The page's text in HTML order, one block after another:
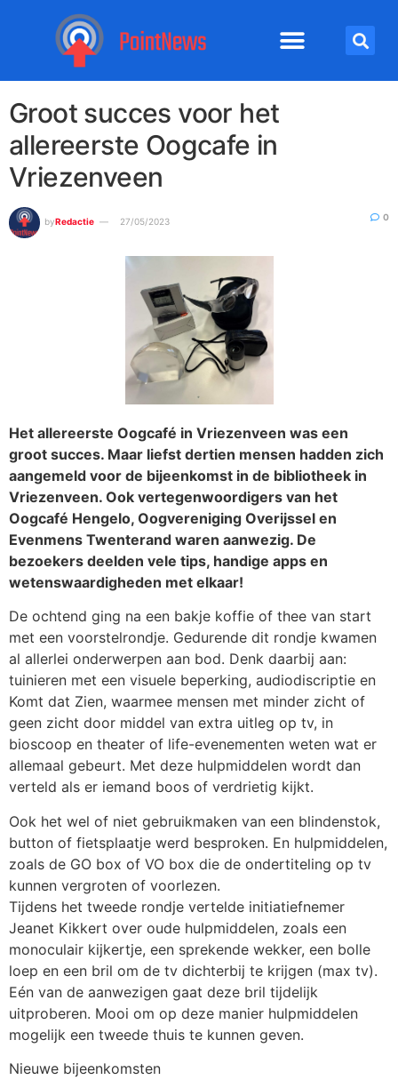
Groot succes voor het
allereerste Oogcafe in
Vriezenveen
byRedactie 27/05/2023 0
Het allereerste Oogcafé in Vriezenveen was een
groot succes. Maar liefst dertien mensen hadden zich
aangemeld voor de bijeenkomst in de bibliotheek in
Vriezenveen. Ook vertegenwoordigers van het
Oogcafé Hengelo, Oogvereniging Overijssel en
Evenmens Twenterand waren aanwezig. De
bezoekers deelden vele tips, handige apps en
wetenswaardigheden met elkaar!
De ochtend ging na een bakje koffie of thee van start
met een voorstelrondje. Gedurende dit rondje kwamen
al allerlei onderwerpen aan bod. Denk daarbij aan:
tuinieren met een visuele beperking, audiodiscriptie en
Komt dat Zien, waarmee mensen met minder zicht of
geen zicht door middel van extra uitleg op tv, in
bioscoop en theater of life-evenementen weten wat er
allemaal gebeurt. Met deze hulpmiddelen wordt dan
verteld als er iemand boos of verdrietig kijkt.
Ook het wel of niet gebruikmaken van een blindenstok,
button of fietsplaatje werd besproken. En hulpmiddelen,
zoals de GO box of VO box die de ondertiteling op tv
kunnen vergroten of voorlezen.
Tijdens het tweede rondje vertelde initiatiefnemer
Jeanet Kikkert over oude hulpmiddelen, zoals een
monoculair kijkertje, een sprekende wekker, een bolle
loep en een bril om de tv dichterbij te krijgen (max tv).
Eén van de aanwezigen gaat deze bril tijdelijk
uitproberen. Mooi om op deze manier hulpmiddelen
mogelijk een tweede thuis te kunnen geven.
Nieuwe bijeenkomsten